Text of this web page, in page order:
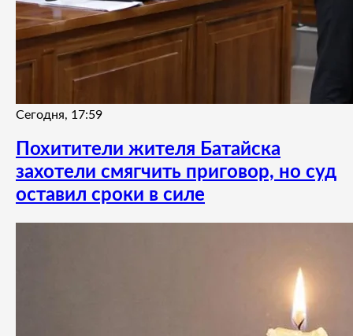
Сегодня, 17:59
Похитители жителя Батайска
захотели смягчить приговор, но суд
оставил сроки в силе